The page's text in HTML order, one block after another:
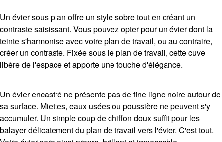
Un évier sous plan offre un style sobre tout en créant un
contraste saisissant. Vous pouvez opter pour un évier dont la
teinte s'harmonise avec votre plan de travail, ou au contraire,
créer un contraste. Fixée sous le plan de travail, cette cuve
libère de l'espace et apporte une touche d'élégance.
Un évier encastré ne présente pas de fine ligne noire autour de
sa surface. Miettes, eaux usées ou poussière ne peuvent s'y
accumuler. Un simple coup de chiffon doux suffit pour les
balayer délicatement du plan de travail vers l'évier. C'est tout.